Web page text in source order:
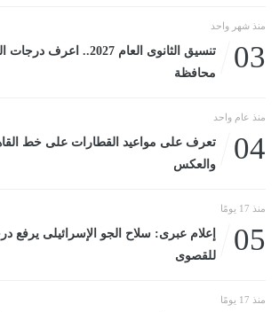
منذ شهر واحد
03
محافظة
منذ عام واحد
04
تعرف على مواعيد القطارات على خط
والعكس
منذ 17 يومًا
05
إعلام عبرى: سلاح الجو الإسرائيلى يرفع
للقصوى
منذ 17 يومًا